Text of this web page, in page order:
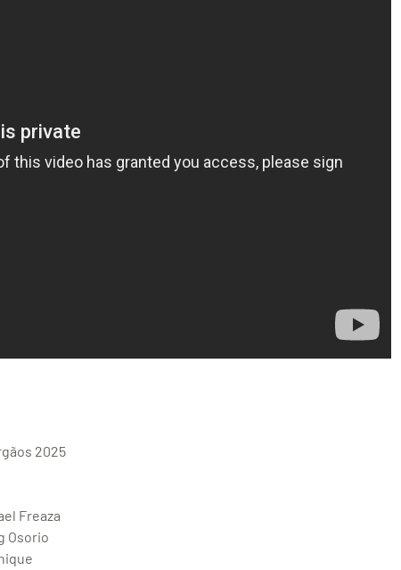
2025
Freaza
Osorio